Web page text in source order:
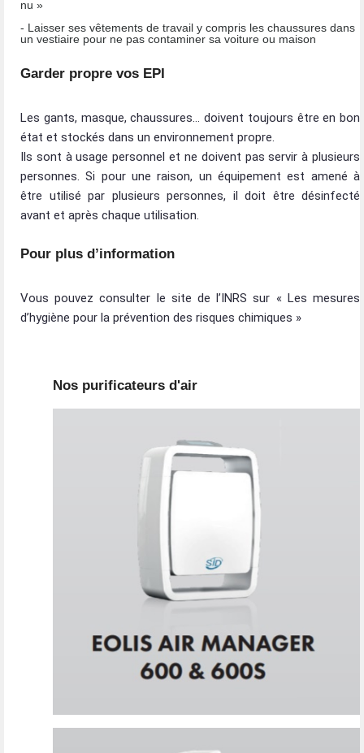
nu »
- Laisser ses vêtements de travail y compris les chaussures dans
un vestiaire pour ne pas contaminer sa voiture ou maison
Garder propre vos EPI
Les gants, masque, chaussures… doivent toujours être en bon
état et stockés dans un environnement propre.
Ils sont à usage personnel et ne doivent pas servir à plusieurs
personnes. Si pour une raison, un équipement est amené à
être utilisé par plusieurs personnes, il doit être désinfecté
avant et après chaque utilisation.
Pour plus d’information
Vous pouvez consulter le site de l’INRS sur « Les mesures
d’hygiène pour la prévention des risques chimiques »
Nos purificateurs d'air